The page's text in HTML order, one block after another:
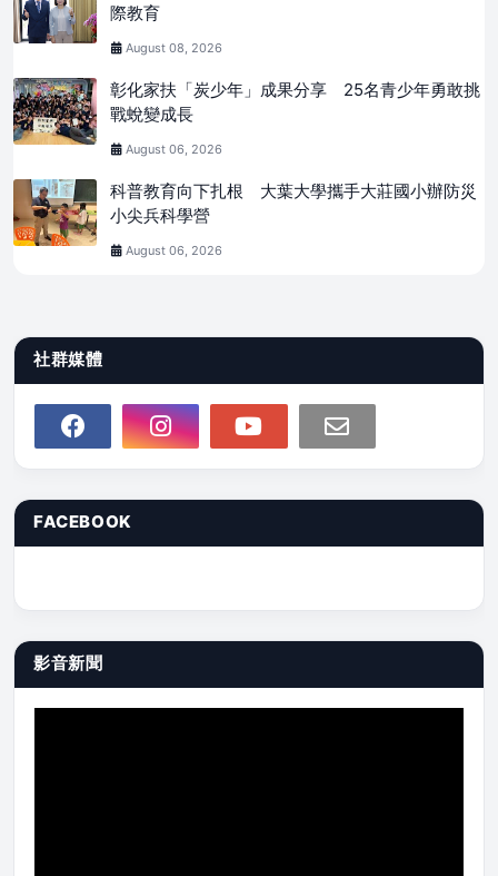
際教育
August 08, 2026
彰化家扶「炭少年」成果分享 25名青少年勇敢挑
戰蛻變成長
August 06, 2026
科普教育向下扎根 大葉大學攜手大莊國小辦防災
小尖兵科學營
August 06, 2026
社群媒體
FACEBOOK
影音新聞